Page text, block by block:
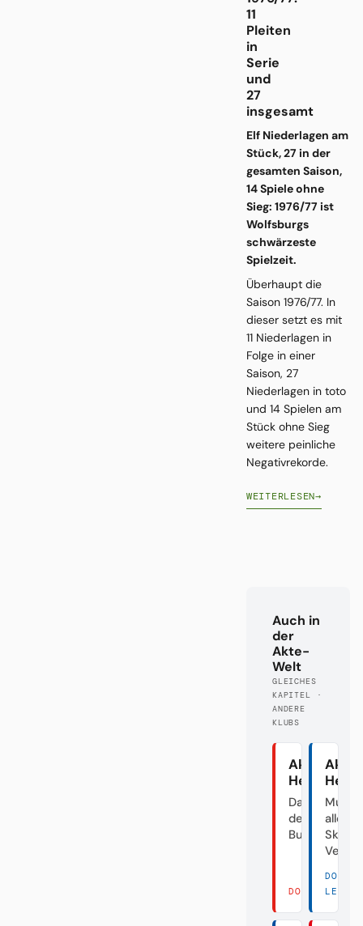
11
Pleiten
in
Serie
und
27
insgesamt
Elf Niederlagen am
Stück, 27 in der
gesamten Saison,
14 Spiele ohne
Sieg: 1976/77 ist
Wolfsburgs
schwärzeste
Spielzeit.
Überhaupt die
Saison 1976/77. In
dieser setzt es mit
11 Niederlagen in
Folge in einer
Saison, 27
Niederlagen in toto
und 14 Spielen am
Stück ohne Sieg
weitere peinliche
Negativrekorde.
WEITERLESEN→
Auch in
der
Akte-
Welt
GLEICHES
KAPITEL ·
ANDERE
KLUBS
Akte
Das Dorf in
der
Bundesliga
DORT LESEN
Akte
aller
DORT
LESEN